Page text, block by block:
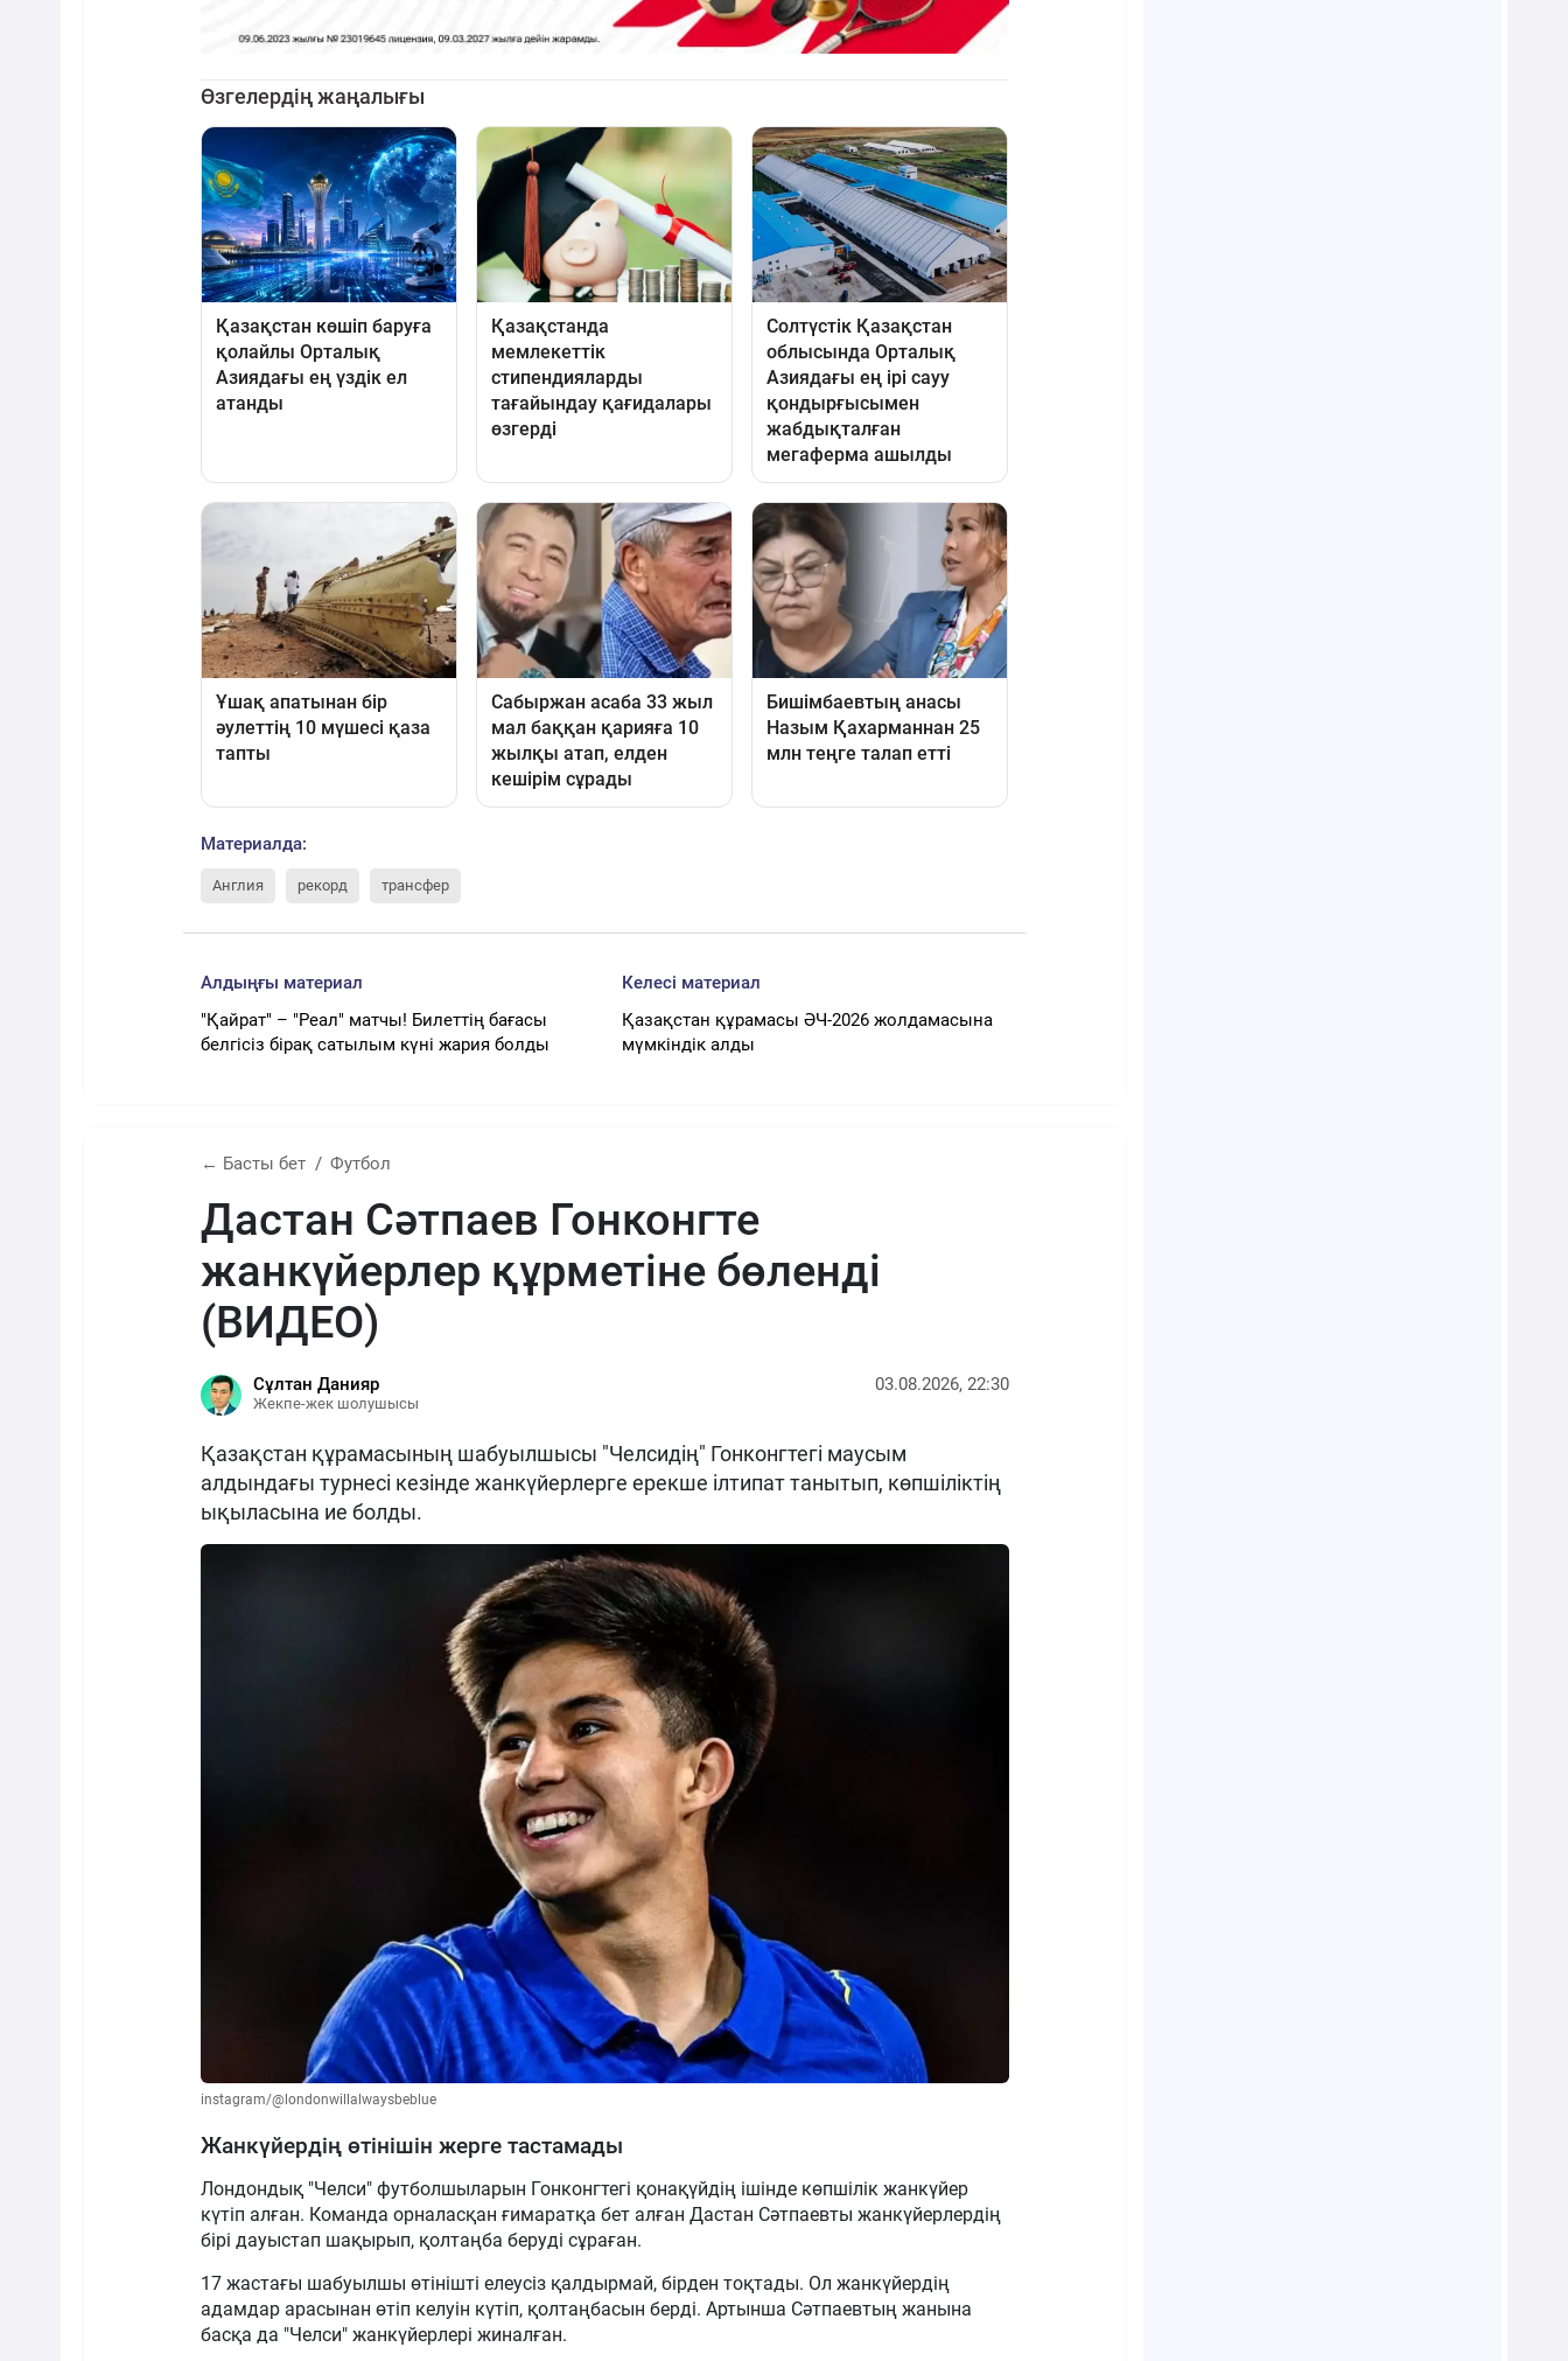
Материалда:
Англия рекорд трансфер
Алдыңғы материал
"Қайрат" – "Реал" матчы! Билеттің бағасы
белгісіз бірақ сатылым күні жария болды
Келесі материал
Қазақстан құрамасы ӘЧ-2026 жолдамасына
мүмкіндік алды
← Басты бет Футбол
Дастан Сәтпаев Гонконгте
жанкүйерлер құрметіне бөленді
(ВИДЕО)
Сұлтан Данияр
Жекпе-жек шолушысы
03.08.2026, 22:30
Қазақстан құрамасының шабуылшысы "Челсидің" Гонконгтегі маусым
алдындағы турнесі кезінде жанкүйерлерге ерекше ілтипат танытып, көпшіліктің
ықыласына ие болды.
instagram/@londonwillalwaysbeblue
Жанкүйердің өтінішін жерге тастамады
Лондондық "Челси" футболшыларын Гонконгтегі қонақүйдің ішінде көпшілік жанкүйер
күтіп алған. Команда орналасқан ғимаратқа бет алған Дастан Сәтпаевты жанкүйерлердің
бірі дауыстап шақырып, қолтаңба беруді сұраған.
17 жастағы шабуылшы өтінішті елеусіз қалдырмай, бірден тоқтады. Ол жанкүйердің
адамдар арасынан өтіп келуін күтіп, қолтаңбасын берді. Артынша Сәтпаевтың жанына
басқа да "Челси" жанкүйерлері жиналған.